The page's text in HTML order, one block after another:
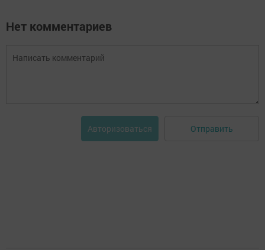
Нет комментариев
Авторизоваться Отправить